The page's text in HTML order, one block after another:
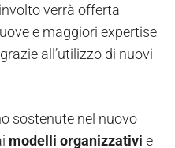
verrà offerta
e maggiori expertise
all’utilizzo di nuovi
sostenute nel nuovo
modelli organizzativi e